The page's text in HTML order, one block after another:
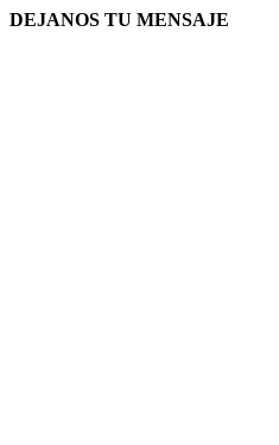
DEJANOS TU MENSAJE